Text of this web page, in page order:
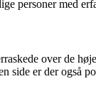
personer med
over de
side er der også